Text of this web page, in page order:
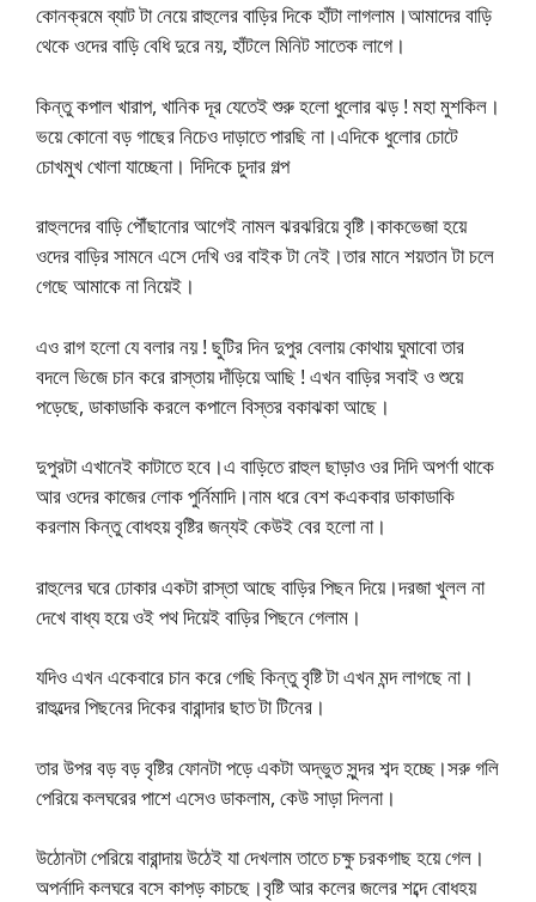
কোনক্রমে ব্যাট টা নেয়ে রাহুলের বাড়ির দিকে হাঁটা লাগলাম।আমাদের বাড়ি
থেকে ওদের বাড়ি বেধি দুরে নয়, হাঁটলে মিনিট সাতেক লাগে।
কিন্তু কপাল খারাপ, খানিক দূর যেতেই শুরু হলো ধুলোর ঝড় ! মহা মুশকিল।
ভয়ে কোনো বড় গাছের নিচেও দাড়াতে পারছি না।এদিকে ধুলোর চোটে
চোখমুখ খোলা যাচ্ছেনা। দিদিকে চুদার গল্প
রাহুলদের বাড়ি পৌঁছানোর আগেই নামল ঝরঝরিয়ে বৃষ্টি।কাকভেজা হয়ে
ওদের বাড়ির সামনে এসে দেখি ওর বাইক টা নেই।তার মানে শয়তান টা চলে
গেছে আমাকে না নিয়েই।
এও রাগ হলো যে বলার নয় ! ছুটির দিন দুপুর বেলায় কোথায় ঘুমাবো তার
বদলে ভিজে চান করে রাস্তায় দাঁড়িয়ে আছি ! এখন বাড়ির সবাই ও শুয়ে
পড়েছে, ডাকাডাকি করলে কপালে বিস্তর বকাঝকা আছে।
দুপুরটা এখানেই কাটাতে হবে।এ বাড়িতে রাহুল ছাড়াও ওর দিদি অপর্ণা থাকে
আর ওদের কাজের লোক পুর্নিমাদি।নাম ধরে বেশ কএকবার ডাকাডাকি
করলাম কিন্তু বোধহয় বৃষ্টির জন্যই কেউই বের হলো না।
রাহুলের ঘরে ঢোকার একটা রাস্তা আছে বাড়ির পিছন দিয়ে।দরজা খুলল না
দেখে বাধ্য হয়ে ওই পথ দিয়েই বাড়ির পিছনে গেলাম।
যদিও এখন একেবারে চান করে গেছি কিন্তু বৃষ্টি টা এখন মন্দ লাগছে না।
রাহুল্দের পিছনের দিকের বারান্দার ছাত টা টিনের।
তার উপর বড় বড় বৃষ্টির ফোনটা পড়ে একটা অদ্ভুত সুন্দর শব্দ হচ্ছে।সরু গলি
পেরিয়ে কলঘরের পাশে এসেও ডাকলাম, কেউ সাড়া দিলনা।
উঠোনটা পেরিয়ে বারান্দায় উঠেই যা দেখলাম তাতে চক্ষু চরকগাছ হয়ে গেল।
অপর্নাদি কলঘরে বসে কাপড় কাচছে।বৃষ্টি আর কলের জলের শব্দে বোধহয়